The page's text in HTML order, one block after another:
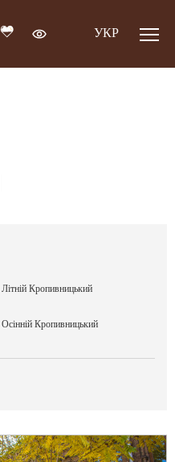
УКР
Літній Кропивницький
Осінній Кропивницький